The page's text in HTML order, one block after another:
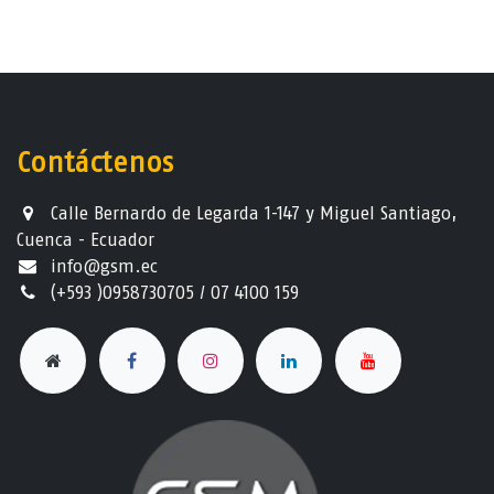
Contáctenos
Calle Bernardo de Legarda 1-147 y Miguel Santiago,
Cuenca - Ecuador
info@gsm.ec​
(+593 )0958730705 / 07 4100 159